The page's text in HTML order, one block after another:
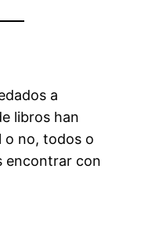
a
libros han
o no, todos o
encontrar con